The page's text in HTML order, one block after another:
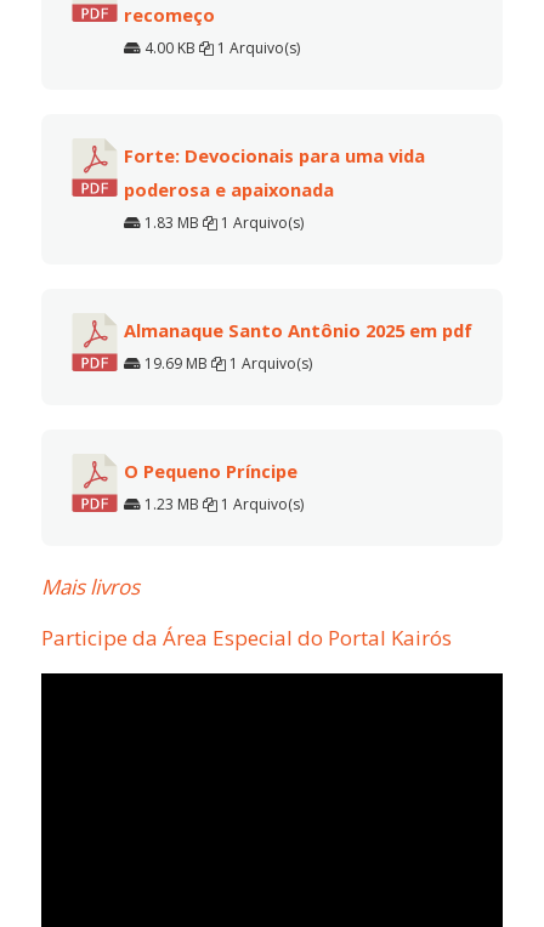
recomeço
4.00 KB 1 Arquivo(s)
Forte: Devocionais para uma vida
poderosa e apaixonada
1.83 MB 1 Arquivo(s)
Almanaque Santo Antônio 2025 em pdf
19.69 MB 1 Arquivo(s)
O Pequeno Príncipe
1.23 MB 1 Arquivo(s)
Mais livros
Participe da Área Especial do Portal Kairós